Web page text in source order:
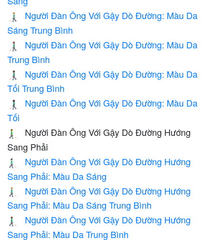
👨🏼‍🦯
Người Đàn Ông Với Gậy Dò Đường: Màu Da
Sáng Trung Bình
👨🏽‍🦯
Người Đàn Ông Với Gậy Dò Đường: Màu Da
Trung Bình
👨🏾‍🦯
Người Đàn Ông Với Gậy Dò Đường: Màu Da
Tối Trung Bình
👨🏿‍🦯
Người Đàn Ông Với Gậy Dò Đường: Màu Da
Tối
👨‍🦯‍➡️
Người Đàn Ông Với Gậy Dò Đường Hướng
Sang Phải
👨🏻‍🦯‍➡️
Người Đàn Ông Với Gậy Dò Đường Hướng
Sang Phải: Màu Da Sáng
👨🏼‍🦯‍➡️
Người Đàn Ông Với Gậy Dò Đường Hướng
Sang Phải: Màu Da Sáng Trung Bình
👨🏽‍🦯‍➡️
Người Đàn Ông Với Gậy Dò Đường Hướng
Sang Phải: Màu Da Trung Bình